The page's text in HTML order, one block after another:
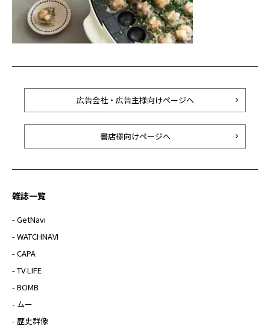
広告会社・広告主様向けページへ
書店様向けページへ
雑誌一覧
- GetNavi
- WATCHNAVI
- CAPA
- TV LIFE
- BOMB
- ムー
- 歴史群像